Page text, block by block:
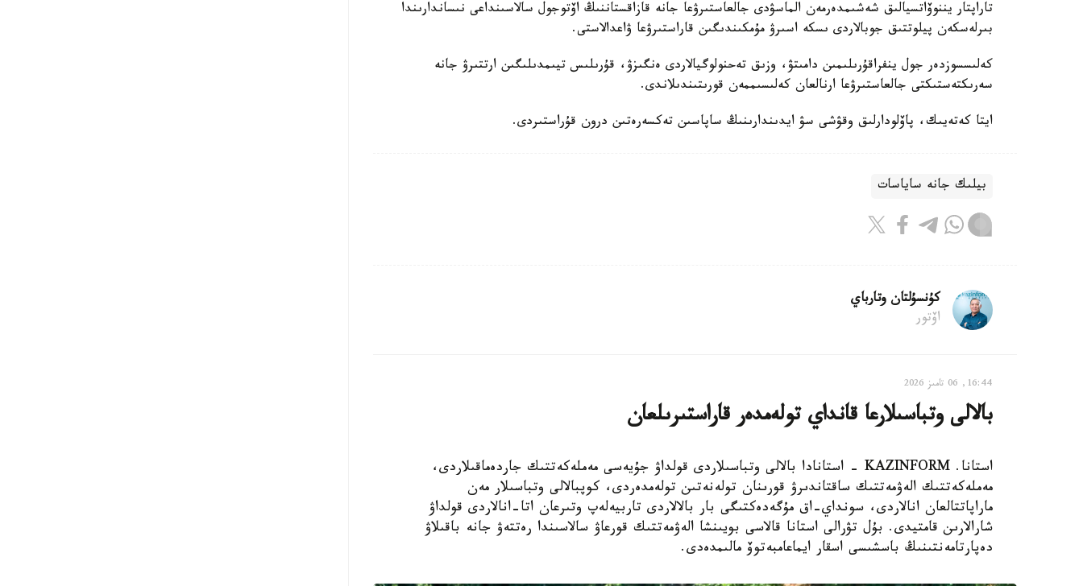
تاراپتار يننوۆاتسيالىق شەشىمدەرمەن الماسۋدى جالعاستىرۋعا جانە قازاقستاننىڭ اۆتوجول سالاسىنداعى نىساندارىندا
بىرلەسكەن پيلوتتىق جوبالاردى ىسكە اسىرۋ مۇمكىندىگىن قاراستىرۋعا ۋاعدالاستى.
كەلىسسوزدەر جول ينفراقۇرىلىمىن دامىتۋ، وزىق تەحنولوگيالاردى ەنگىزۋ، قۇرىلىس تيىمدىلىگىن ارتتىرۋ جانە
سەرىكتەستىكتى جالعاستىرۋعا ارنالعان كەلىسىممەن قورىتىندىلاندى.
ايتا كەتەيىك، پاۆلودارلىق وقۋشى سۋ ايدىندارىنىڭ ساپاسىن تەكسەرەتىن درون قۇراستىردى.
بيلىك جانە ساياسات
كۇنسۇلتان وتارباي
اۆتور
16:44, 06 تامىز 2026
بالالى وتباسىلارعا قانداي تولەمدەر قاراستىرىلعان
استانا. KAZINFORM - استانادا بالالى وتباسىلاردى قولداۋ جۇيەسى مەملەكەتتىك جاردەماقىلاردى،
مەملەكەتتىك الەۋمەتتىك ساقتاندىرۋ قورىنان تولەنەتىن تولەمدەردى، كوپبالالى وتباسىلار مەن
ماراپاتتالعان انالاردى، سونداي-اق مۇگەدەكتىگى بار بالالاردى تاربيەلەپ وتىرعان اتا-انالاردى قولداۋ
شارالارىن قامتيدى. بۇل تۋرالى استانا قالاسى بويىنشا الەۋمەتتىك قورعاۋ سالاسىندا رەتتەۋ جانە باقىلاۋ
دەپارتامەنتىنىڭ باسشىسى اسقار ايماعامبەتوۆ مالىمدەدى.